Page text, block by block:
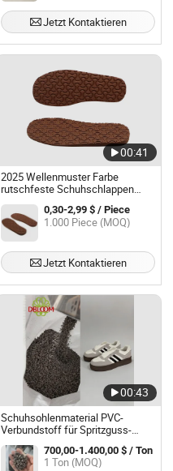
Jetzt Kontaktieren
00:41
2025 Wellenmuster Farbe
rutschfeste Schuhschlappen
Flip-Flop Sohle Material Schaum
EVA Blatt für Sohle
0,30-2,99 $ / Piece
1.000 Piece (MOQ)
Jetzt Kontaktieren
00:43
Schuhsohlenmaterial PVC-
Verbundstoff für Spritzguss-
Schuhsohlen PVC-Granulat
Herstellungs Preis
700,00-1.400,00 $ / Ton
1 Ton (MOQ)